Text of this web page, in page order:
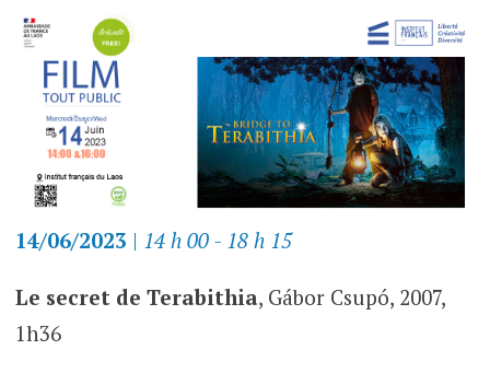
14/06/2023 | 14 h 00 - 18 h 15
Le secret de Terabithia, Gábor Csupó, 2007,
1h36